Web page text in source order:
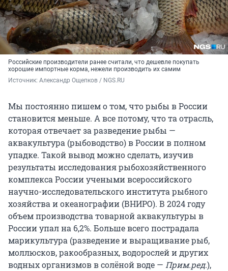
Российские производители ранее считали, что дешевле покупать
хорошие импортные корма, нежели производить их самим
Источник: Александр Ощепков / NGS.RU
Мы постоянно пишем о том, что рыбы в России
становится меньше. А все потому, что та отрасль,
которая отвечает за разведение рыбы —
аквакультура (рыбоводство) в России в полном
упадке. Такой вывод можно сделать, изучив
результаты исследования рыбохозяйственного
комплекса России учеными всероссийского
научно-исследовательского института рыбного
хозяйства и океанографии (ВНИРО). В 2024 году
объем производства товарной аквакультуры в
России упал на 6,2%. Больше всего пострадала
марикультура (разведение и выращивание рыб,
моллюсков, ракообразных, водорослей и других
водных организмов в солёной воде — Прим.ред.),